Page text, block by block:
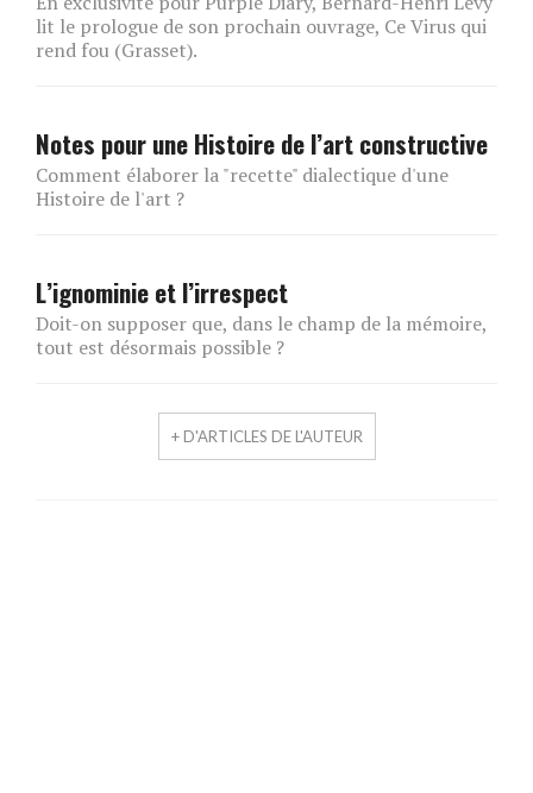
lit le prologue de son prochain ouvrage, Ce Virus qui
rend fou (Grasset).
Notes pour une Histoire de l’art constructive
Comment élaborer la "recette" dialectique d'une
Histoire de l'art ?
L’ignominie et l’irrespect
Doit-on supposer que, dans le champ de la mémoire,
tout est désormais possible ?
+ D'ARTICLES DE L'AUTEUR